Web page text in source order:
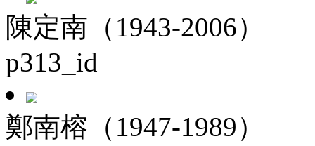
陳定南（1943-2006）
p313_id
鄭南榕（1947-1989）